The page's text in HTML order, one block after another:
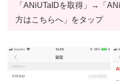
「ANiUTaIDを取得」→「
方はこちらへ」をタップ